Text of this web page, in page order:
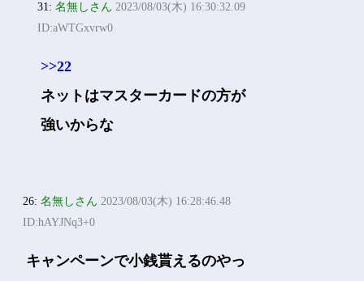
31:名無しさん 2023/08/03(木) 16:30:32.09
ID:aWTGxvrw0
>>22
ネットはマスターカードの方が
強いからな
26:名無しさん 2023/08/03(木) 16:28:46.48
ID:hAYJNq3+0
キャンペーンで小銭貰えるのやっ